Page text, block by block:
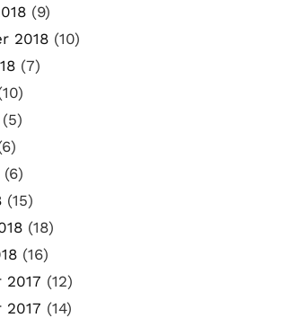
(9)
2018 (10)
(7)
(5)
(6)
(15)
(18)
(16)
2017 (12)
2017 (14)